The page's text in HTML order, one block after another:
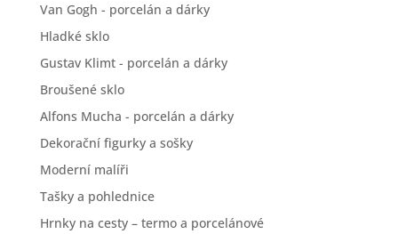
Van Gogh - porcelán a dárky
Hladké sklo
Gustav Klimt - porcelán a dárky
Broušené sklo
Alfons Mucha - porcelán a dárky
Dekorační figurky a sošky
Moderní malíři
Tašky a pohlednice
Hrnky na cesty – termo a porcelánové